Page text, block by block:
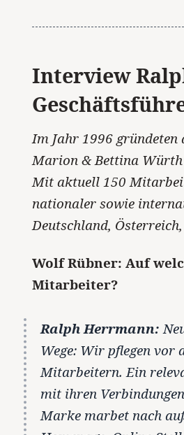
Interview
Im Jahr 1996 gründeten
Marion & Bettina Würth
Mit aktuell 150
nationaler sowie
Deutschland,
Wolf Rübner: Auf
Mitarbeiter?
Ralph Herrmann:
Wege: Wir pflegen vor
Mitarbeitern. Ein
mit ihren
Marke marbet nach